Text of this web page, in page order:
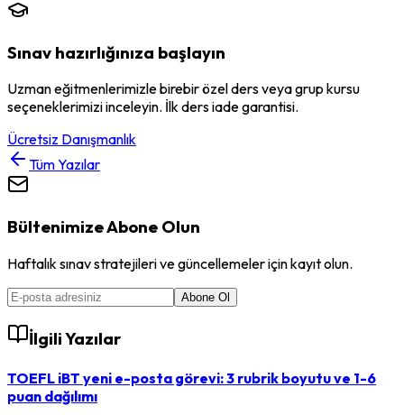
Sınav hazırlığınıza başlayın
Uzman eğitmenlerimizle birebir özel ders veya grup kursu
seçeneklerimizi inceleyin. İlk ders iade garantisi.
Ücretsiz Danışmanlık
Tüm Yazılar
Bültenimize Abone Olun
Haftalık sınav stratejileri ve güncellemeler için kayıt olun.
Abone Ol
İlgili Yazılar
TOEFL iBT yeni e-posta görevi: 3 rubrik boyutu ve 1-6
puan dağılımı